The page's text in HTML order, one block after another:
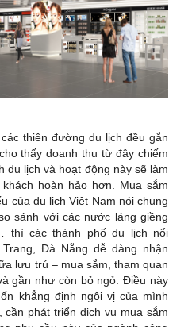
thiên đường du lịch đều gắn
thấy doanh thu từ đây chiếm
du lịch và hoạt động này sẽ làm
hoàn hảo hơn. Mua sắm
của du lịch Việt Nam nói chung
sánh với các nước láng giềng
thì các thành phố du lịch nổi
Đà Nẵng dễ dàng nhận
lưu trú – mua sắm, tham quan
gần như còn bỏ ngỏ. Điều này
khẳng định ngôi vị của mình
phát triển dịch vụ mua sắm